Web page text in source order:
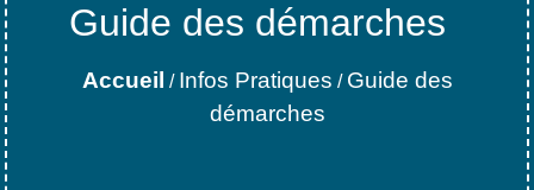
Guide des démarches
Accueil / Infos Pratiques / Guide des
démarches